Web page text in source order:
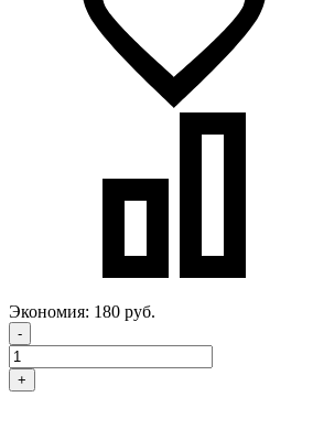
Экономия: 180 руб.
-
+